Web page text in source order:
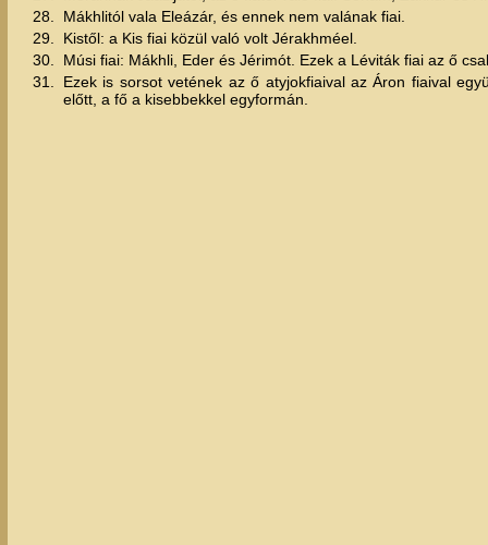
28.
Mákhlitól vala Eleázár, és ennek nem valának fiai.
29.
Kistől: a Kis fiai közül való volt Jérakhméel.
30.
Músi fiai: Mákhli, Eder és Jérimót. Ezek a Léviták fiai az ő
31.
Ezek is sorsot vetének az ő atyjokfiaival az Áron fiaival
előtt, a fő a kisebbekkel egyformán.